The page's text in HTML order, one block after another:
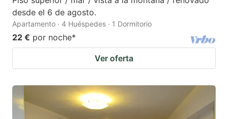
desde el 6 de agosto.
Apartamento · 4 Huéspedes · 1 Dormitorio
22 € por noche*
Ver oferta